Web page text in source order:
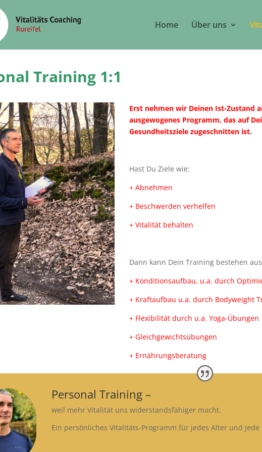
Home Über uns
Training 1:1
Erst nehmen wir Deinen Ist-Zustand
ausgewogenes Programm, das auf
Gesundheitsziele zugeschnitten ist.
Hast Du Ziele wie:
+ Abnehmen
+ Beschwerden verhelfen
+ Vitalität behalten
Dann kann Dein Training bestehen
+ Konditionsaufbau, u.a. durch
+ Kraftaufbau u.a. durch Bodyweight
+ Flexibilität durch u.a. Yoga-Übungen
+ Gleichgewichtsübungen
+ Ernährungsberatung
Personal Training –
weil mehr Vitalität uns widerstandsfähiger macht.
Ein persönliches Vitalitäts-Programm für jedes Alter und